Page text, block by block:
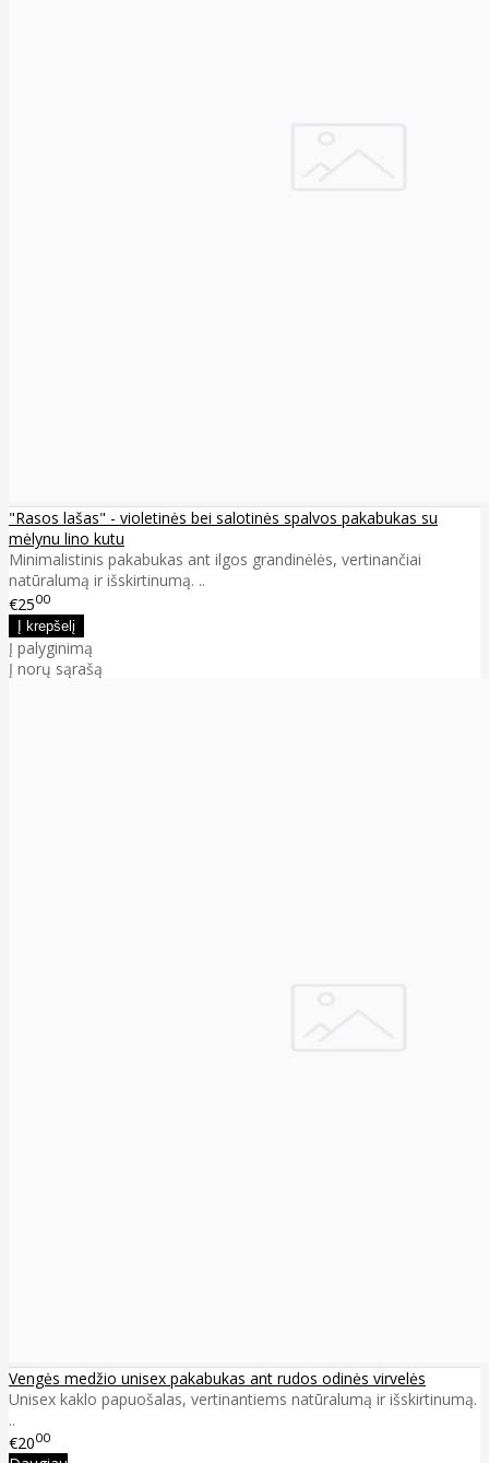
"Rasos lašas" - violetinės bei salotinės spalvos pakabukas su
mėlynu lino kutu
Minimalistinis pakabukas ant ilgos grandinėlės, vertinančiai
natūralumą ir išskirtinumą. ..
€2500
Į palyginimą
Į norų sąrašą
Vengės medžio unisex pakabukas ant rudos odinės virvelės
Unisex kaklo papuošalas, vertinantiems natūralumą ir išskirtinumą.
..
€2000